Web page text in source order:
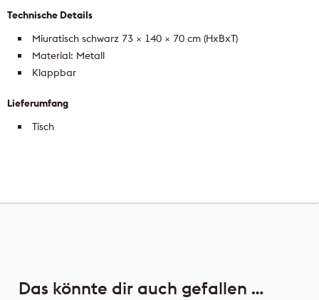
Technische Details
Miuratisch schwarz 73 × 140 × 70 cm (HxBxT)
Material: Metall
Klappbar
Lieferumfang
Tisch
Das könnte dir auch gefallen …